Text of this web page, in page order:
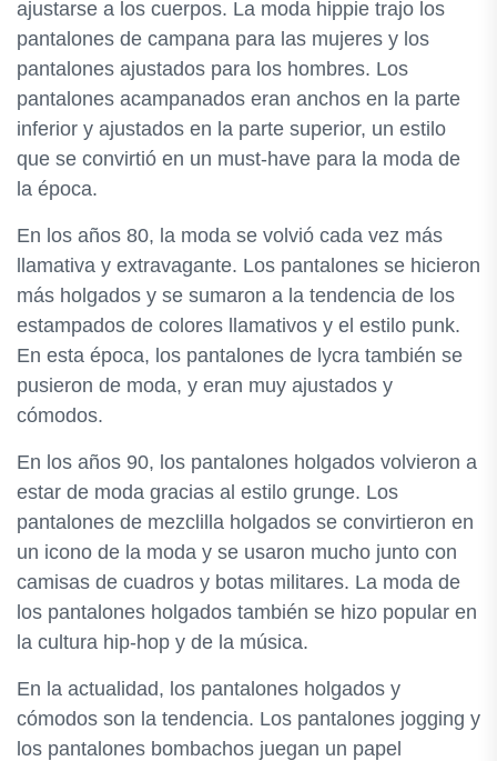
ajustarse a los cuerpos. La moda hippie trajo los
pantalones de campana para las mujeres y los
pantalones ajustados para los hombres. Los
pantalones acampanados eran anchos en la parte
inferior y ajustados en la parte superior, un estilo
que se convirtió en un must-have para la moda de
la época.
En los años 80, la moda se volvió cada vez más
llamativa y extravagante. Los pantalones se hicieron
más holgados y se sumaron a la tendencia de los
estampados de colores llamativos y el estilo punk.
En esta época, los pantalones de lycra también se
pusieron de moda, y eran muy ajustados y
cómodos.
En los años 90, los pantalones holgados volvieron a
estar de moda gracias al estilo grunge. Los
pantalones de mezclilla holgados se convirtieron en
un icono de la moda y se usaron mucho junto con
camisas de cuadros y botas militares. La moda de
los pantalones holgados también se hizo popular en
la cultura hip-hop y de la música.
En la actualidad, los pantalones holgados y
cómodos son la tendencia. Los pantalones jogging y
los pantalones bombachos juegan un papel